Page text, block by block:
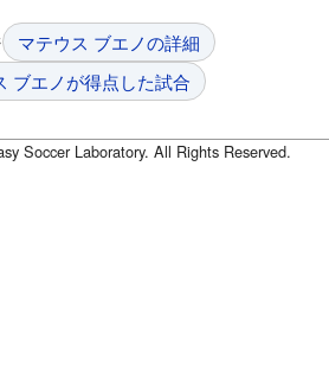
マテウス ブエノの詳細
ブエノが得点した試合
Soccer Laboratory. All Rights Reserved.